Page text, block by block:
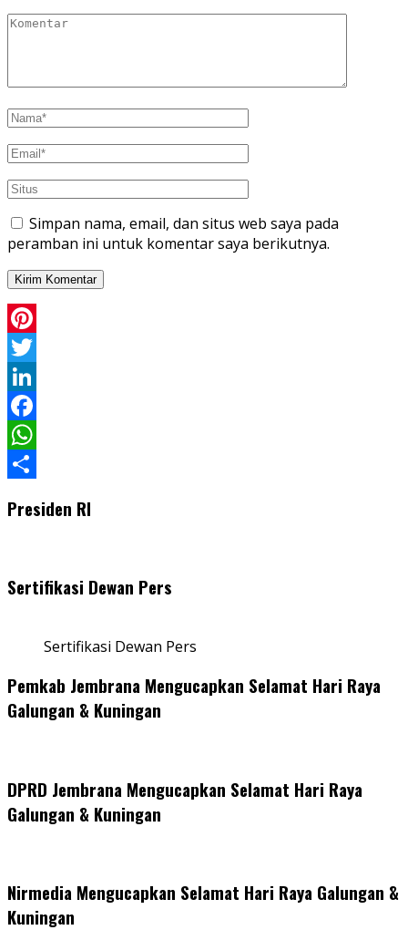
Simpan nama, email, dan situs web saya pada
peramban ini untuk komentar saya berikutnya.
Pinterest
Twitter
LinkedIn
Facebook
WhatsApp
Presiden RI
Sertifikasi Dewan Pers
Sertifikasi Dewan Pers
Pemkab Jembrana Mengucapkan Selamat Hari Raya
Galungan & Kuningan
DPRD Jembrana Mengucapkan Selamat Hari Raya
Galungan & Kuningan
Nirmedia Mengucapkan Selamat Hari Raya Galungan &
Kuningan